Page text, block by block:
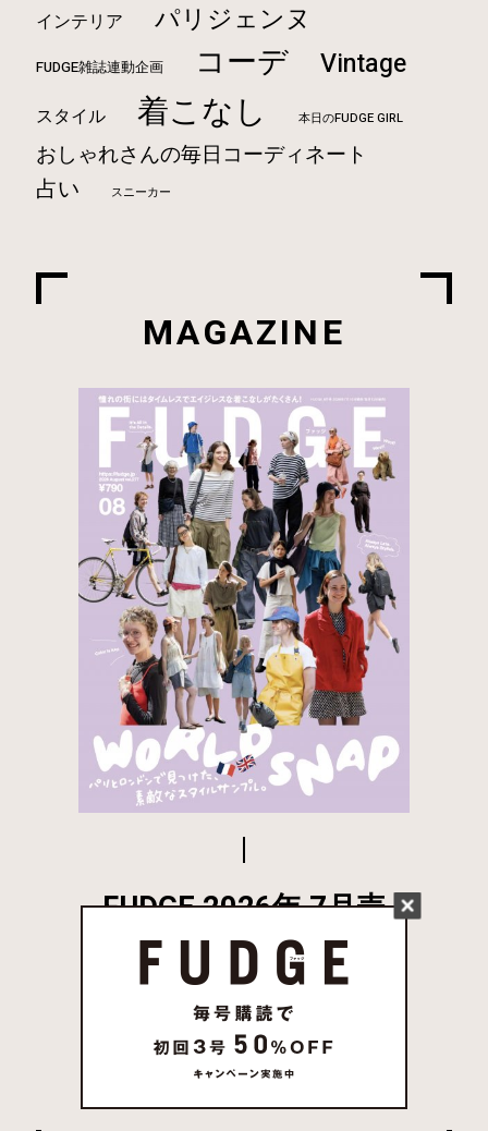
インテリア パリジェンヌ
FUDGE雑誌連動企画 コーデ Vintage
スタイル 着こなし 本日のFUDGE GIRL
おしゃれさんの毎日コーディネート
占い スニーカー
MAGAZINE
FUDGE 2026年 7月売
り 発売中
試し読み
姉妹誌一覧はこちら